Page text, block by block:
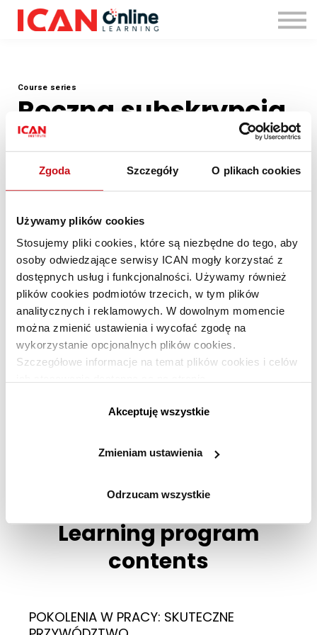
Zgoda Szczegóły O plikach cookies
Używamy plików cookies
Stosujemy pliki cookies, które są niezbędne do tego, aby
osoby odwiedzające serwisy ICAN mogły korzystać z
dostępnych usług i funkcjonalności. Używamy również
plików cookies podmiotów trzecich, w tym plików
analitycznych i reklamowych. W dowolnym momencie
można zmienić ustawienia i wycofać zgodę na
wykorzystanie opcjonalnych plików cookies.
Szczegółowe informacje na temat plików cookies i celów
Akceptuję wszystkie
Zmieniam ustawienia
Odrzucam wszystkie
Zaloguj się
Course series
Roczna subskrypcja
ICAN Online Learning
- sklep
Subskrybuj teraz! PLN 999 / 12 miesiące
Learning program
contents
POKOLENIA W PRACY: SKUTECZNE